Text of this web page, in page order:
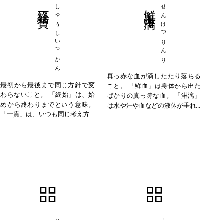
しゅうしいっかん
最初から最後まで同じ方針で変
わらないこと。 「終始」は、始
めから終わりまでという意味。
「一貫」は、いつも同じ考え方...
せんけつりんり
真っ赤な血が滴したたり落ちる
こと。 「鮮血」は身体から出た
ばかりの真っ赤な血。 「淋漓」
は水や汗や血などの液体が垂れ...